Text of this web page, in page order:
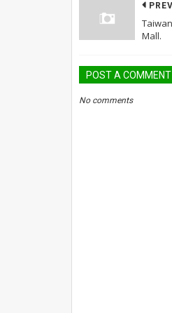
Mall.
POST A COMMENT
No comments